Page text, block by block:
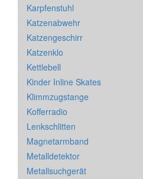
Karpfenstuhl
Katzenabwehr
Katzengeschirr
Katzenklo
Kettlebell
Kinder Inline Skates
Klimmzugstange
Kofferradio
Lenkschlitten
Magnetarmband
Metalldetektor
Metallsuchgerät